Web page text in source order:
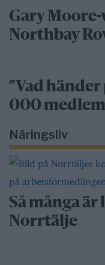
Gary
Northbay
”Vad händer
000
Näringsliv
Så många
Norrtälje